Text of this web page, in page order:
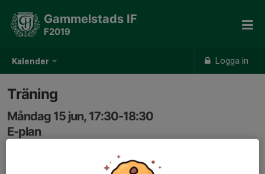
Kalender Logga in
Gammelstads IF
F2019
Träning
Måndag 15 jun, 17:30-18:30
E-plan